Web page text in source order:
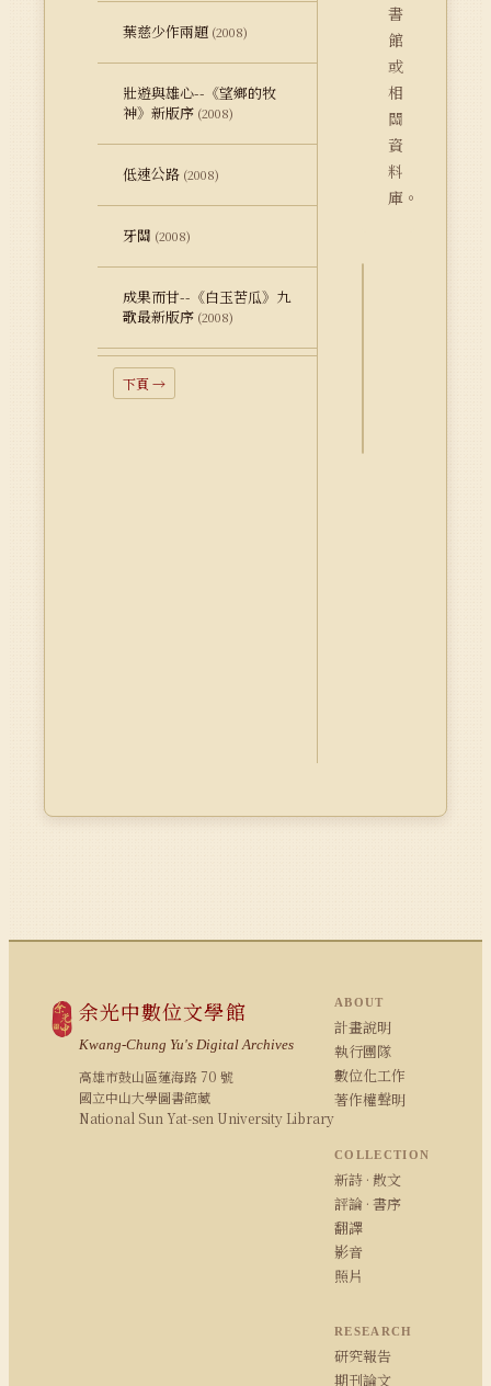
葉慈少作兩題 (2008)
壯遊與雄心--《望鄉的牧
神》新版序 (2008)
低速公路 (2008)
牙關 (2008)
成果而甘--《白玉苦瓜》九
歌最新版序 (2008)
下頁 →
書
館
或
相
關
資
料
庫。
余光中數位文學館
Kwang-Chung Yu's Digital Archives
高雄市鼓山區蓮海路 70 號
國立中山大學圖書館藏
National Sun Yat-sen University Library
ABOUT
計畫說明
執行團隊
數位化工作
著作權聲明
COLLECTION
新詩 · 散文
評論 · 書序
翻譯
影音
照片
RESEARCH
研究報告
期刊論文